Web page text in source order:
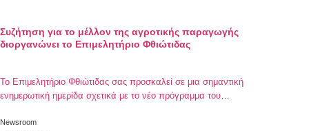
Συζήτηση για το μέλλον της αγροτικής παραγωγής
διοργανώνει το Επιμελητήριο Φθιώτιδας
Το Επιμελητήριο Φθιώτιδας σας προσκαλεί σε μια σημαντική
ενημερωτική ημερίδα σχετικά με το νέο πρόγραμμα του
Newsroom